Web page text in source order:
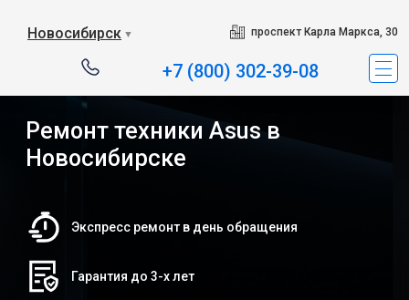
Новосибирск ▼ проспект Карла Маркса, 30
+7 (800) 302-39-08
Ремонт техники Asus в
Новосибирске
Экспресс ремонт в день обращения
Гарантия до 3-х лет